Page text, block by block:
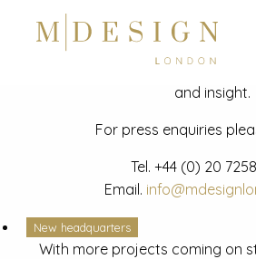
News
Latest mdesign development
and insight.
For press enquiries
Tel. +44 (0) 20
Email.
New headquarters
With more projects coming on